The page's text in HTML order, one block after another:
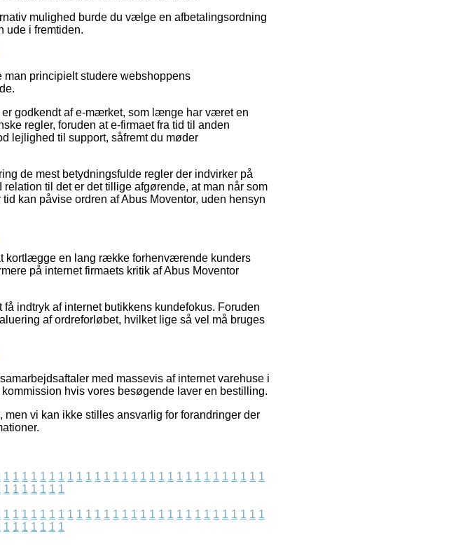
mulighed burde du vælge en afbetalingsordning
ude i fremtiden.
man principielt studere webshoppens
godkendt af e-mærket, som længe har været en
regler, foruden at e-firmaet fra tid til anden
lejlighed til support, såfremt du møder
de mest betydningsfulde regler der indvirker på
til det er det tillige afgørende, at man når som
kan påvise ordren af Abus Moventor, uden hensyn
kortlægge en lang række forhenværende kunders
på internet firmaets kritik af Abus Moventor
indtryk af internet butikkens kundefokus. Foruden
af ordreforløbet, hvilket lige så vel må bruges
med massevis af internet varehuse i
hvis vores besøgende laver en bestilling.
vi kan ikke stilles ansvarlig for forandringer der
1 1 1 1 1 1 1 1 1 1 1 1 1 1 1 1 1 1 1 1 1 1 1 1 1 1 1 1 1
1 1 1 1 1 1 1
1 1 1 1 1 1 1 1 1 1 1 1 1 1 1 1 1 1 1 1 1 1 1 1 1 1 1 1 1
1 1 1 1 1 1 1